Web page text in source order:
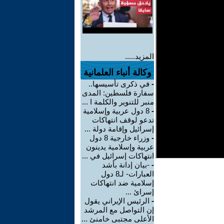
المزيد.....
وكالة أنباء العلمانية
- في ذكرى تأسيسها..
سفارة فلسطين: المدى
منبر للتنوير والكلمة ا ...
-
8 دول عربية وإسلامية
تدعو لوقف انتهاكات
إسرائيل وإقامة دولة ...
-
وزراء خارجية 8 دول
عربية وإسلامية يدينون
انتهاكات إسرائيل في ...
- -بيان إدانة بأشد
العبارات- لـ8 دول
إسلامية ضد انتهاكات
إسرائ ...
- الرئيس الإيراني يقول
إن التواصل مع المرشد
الأعلى مجتبى خامنئ ...